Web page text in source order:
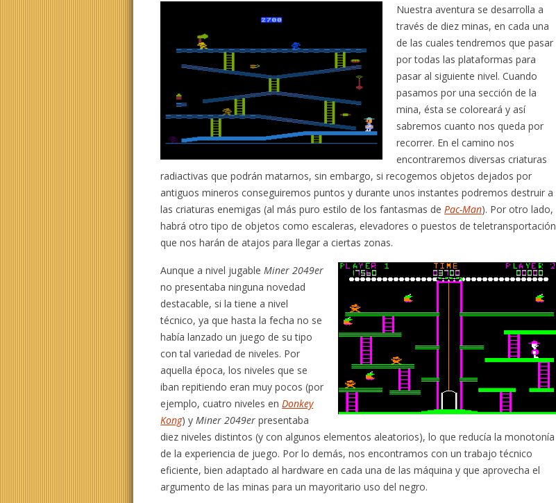
Nuestra aventura se desarrolla a
través de diez minas, en cada una
de las cuales tendremos que pasar
por todas las plataformas para
pasar al siguiente nivel. Cuando
pasamos por una sección de la
mina, ésta se coloreará y así
sabremos cuanto nos queda por
recorrer. En el camino nos
encontraremos diversas criaturas
radiactivas que podrán matarnos, sin embargo, si recogemos objetos dejados por
antiguos mineros conseguiremos puntos y durante unos instantes podremos destruir a
las criaturas enemigas (al más puro estilo de los fantasmas de Pac-Man). Por otro lado,
habrá otro tipo de objetos como escaleras, elevadores o puestos de teletransportación
que nos harán de atajos para llegar a ciertas zonas.
Aunque a nivel jugable Miner 2049er
no presentaba ninguna novedad
destacable, si la tiene a nivel
técnico, ya que hasta la fecha no se
había lanzado un juego de su tipo
con tal variedad de niveles. Por
aquella época, los niveles que se
iban repitiendo eran muy pocos (por
ejemplo, cuatro niveles en Donkey
Kong) y Miner 2049er presentaba
diez niveles distintos (y con algunos elementos aleatorios), lo que reducía la monotonía
de la experiencia de juego. Por lo demás, nos encontramos con un trabajo técnico
eficiente, bien adaptado al hardware en cada una de las máquina y que aprovecha el
argumento de las minas para un mayoritario uso del negro.